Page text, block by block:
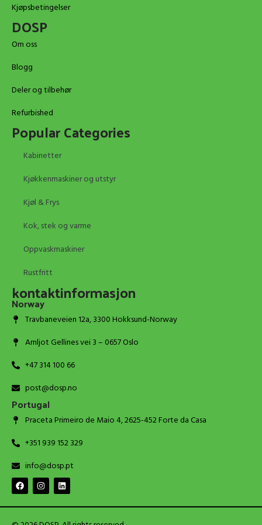
Kjøpsbetingelser
DOSP
Om oss
Blogg
Deler og tilbehør
Refurbished
Popular Categories
Kabinetter
Kjøkkenmaskiner og utstyr
Kjøl & Frys
Kok, stek og varme
Oppvaskmaskiner
Rustfritt
kontaktinformasjon
Norway
Travbaneveien 12a, 3300 Hokksund-Norway
Arnljot Gellines vei 3 – 0657 Oslo
+47 314 100 66
post@dosp.no
Portugal
Praceta Primeiro de Maio 4, 2625-452 Forte da Casa
+351 939 152 329
info@dosp.pt